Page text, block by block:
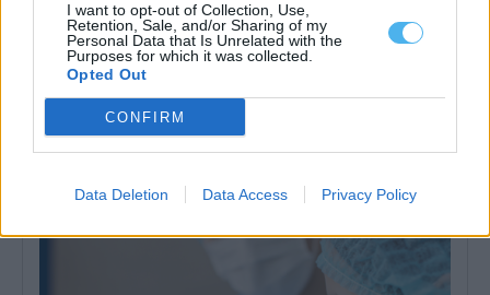
I want to opt-out of Collection, Use,
Retention, Sale, and/or Sharing of my
Personal Data that Is Unrelated with the
Purposes for which it was collected.
Opted Out
CONFIRM
Data Deletion Data Access Privacy Policy
Associação aponta que falta de profissionais limita
hemodiálise no Alentejo e leva doentes a cancelar férias
A falta de profissionais de saúde especializados está a reduzir a